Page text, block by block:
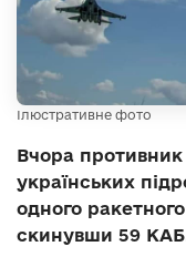
Ілюстративне фото
Вчора противник
українських
одного
скинувши 59